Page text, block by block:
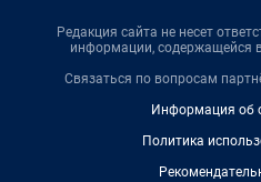
Редакция сайта не несет
информации, содержащейся
Связаться по вопросам
Информация об
Политика